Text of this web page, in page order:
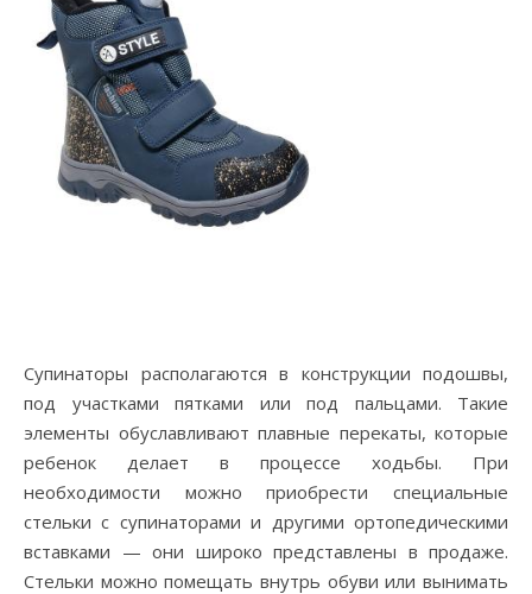
Супинаторы располагаются в конструкции подошвы,
под участками пятками или под пальцами. Такие
элементы обуславливают плавные перекаты, которые
ребенок делает в процессе ходьбы. При
необходимости можно приобрести специальные
стельки с супинаторами и другими ортопедическими
вставками — они широко представлены в продаже.
Стельки можно помещать внутрь обуви или вынимать